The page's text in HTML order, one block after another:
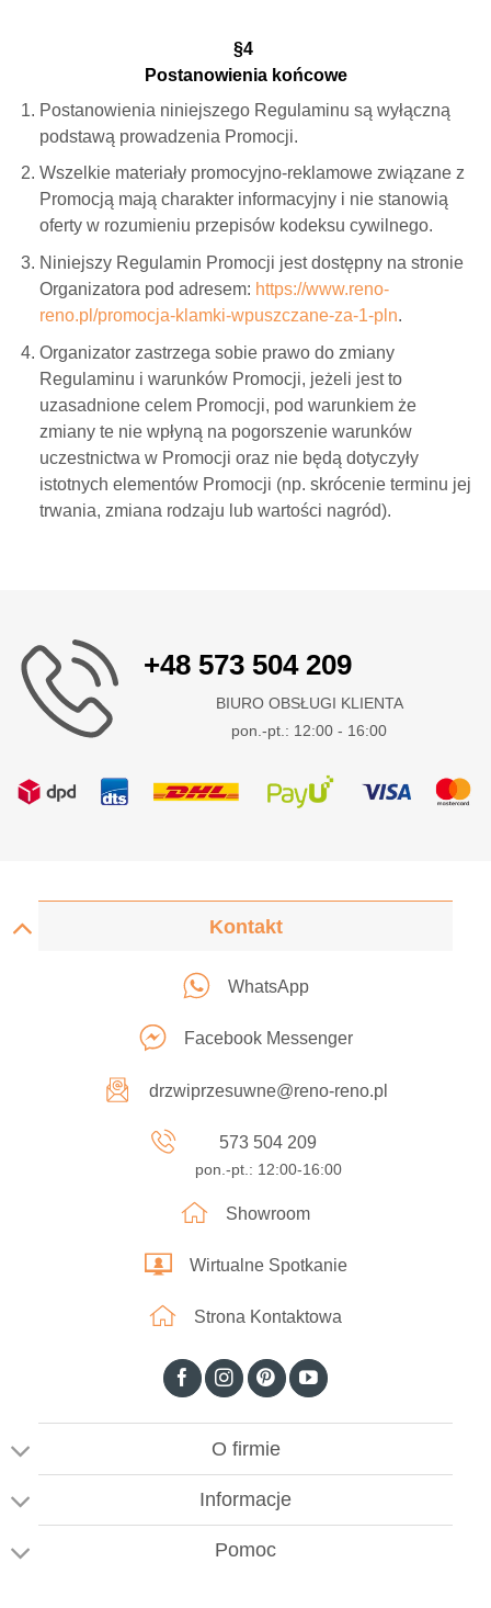
§4
Postanowienia końcowe
Postanowienia niniejszego Regulaminu są wyłączną
podstawą prowadzenia Promocji.
Wszelkie materiały promocyjno-reklamowe związane z
Promocją mają charakter informacyjny i nie stanowią
oferty w rozumieniu przepisów kodeksu cywilnego.
Niniejszy Regulamin Promocji jest dostępny na stronie
Organizatora pod adresem: https://www.reno-
reno.pl/promocja-klamki-wpuszczane-za-1-pln.
Organizator zastrzega sobie prawo do zmiany
Regulaminu i warunków Promocji, jeżeli jest to
uzasadnione celem Promocji, pod warunkiem że
zmiany te nie wpłyną na pogorszenie warunków
uczestnictwa w Promocji oraz nie będą dotyczyły
istotnych elementów Promocji (np. skrócenie terminu jej
trwania, zmiana rodzaju lub wartości nagród).
+48 573 504 209
BIURO OBSŁUGI KLIENTA
pon.-pt.: 12:00 - 16:00
Kontakt
WhatsApp
Facebook Messenger
drzwiprzesuwne@reno-reno.pl
573 504 209
pon.-pt.: 12:00-16:00
Showroom
Wirtualne Spotkanie
Strona Kontaktowa
O firmie
Informacje
Pomoc